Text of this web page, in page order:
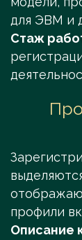
для ЭВМ и
Стаж
профили
Описание